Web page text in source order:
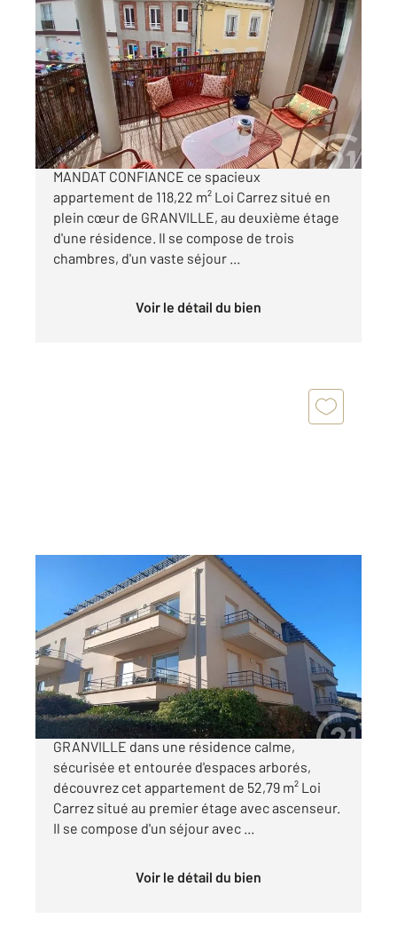
GRANVILLE 50
118,22 m , 6 pièces
Ref : 44888
Appartement F3 à vendre
450 000 €
CENTURY 21 Royer Immo vous propose en
MANDAT CONFIANCE ce spacieux
appartement de 118,22 m² Loi Carrez situé en
plein cœur de GRANVILLE, au deuxième étage
d'une résidence. Il se compose de trois
chambres, d'un vaste séjour ...
Voir le détail du bien
GRANVILLE 50
52,79 m2, 3 pièces
Ref : 37371
Appartement F3 à vendre
220 000 €
CENTURY 21 Royer Immo vous propose à
GRANVILLE dans une résidence calme,
sécurisée et entourée d'espaces arborés,
découvrez cet appartement de 52,79 m² Loi
Carrez situé au premier étage avec ascenseur.
Il se compose d'un séjour avec ...
Voir le détail du bien